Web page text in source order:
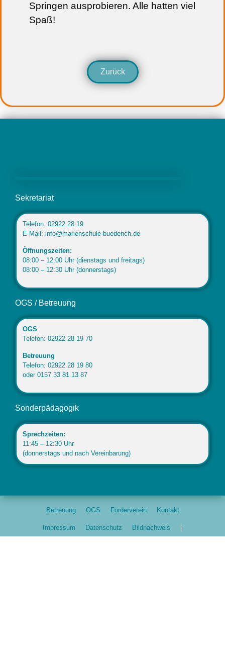
Springen ausprobieren. Alle hatten viel
Spaß!
Zurück
Sekretariat
Telefon: 02922 28 19
E-Mail: info@marienschule-buederich.de
Öffnungszeiten:
08:00 – 12:00 Uhr (dienstags und freitags)
08:00 – 12:30 Uhr (donnerstags)
OGS / Betreuung
OGS
Telefon: 02922 28 19 70
Betreuung
Telefon: 02922 28 19 80
oder 0157 33 81 13 87
Sonderpädagogik
Sprechzeiten:
11:45 – 12:30 Uhr
(donnerstags und nach Vereinbarung)
Betreuung OGS Förderverein Kontakt
Impressum Datenschutz Bildnachweis [